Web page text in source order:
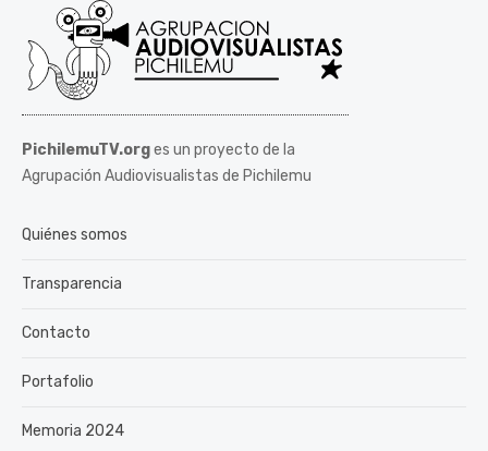
PichilemuTV.orges un proyecto de la
Agrupación Audiovisualistas de Pichilemu
Quiénes somos
Transparencia
Contacto
Portafolio
Memoria 2024